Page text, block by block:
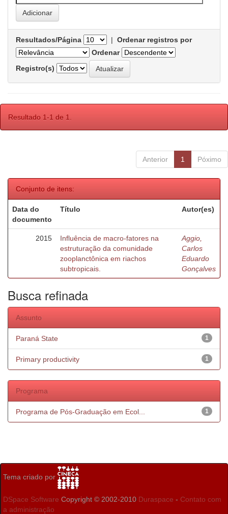
Resultados/Página | Ordenar registros por
Ordenar
Registro(s)
Resultado 1-1 de 1.
Anterior 1 Póximo
Conjunto de itens:
Data do
documento
Título Autor(es)
2015
Influência de macro-fatores na
estruturação da comunidade
zooplanctônica em riachos
subtropicais.
Aggio,
Carlos
Eduardo
Gonçalves
Busca refinada
Assunto
1
Paraná State
1
Primary productivity
Programa
1
Programa de Pós-Graduação em Ecol...
Tema criado por
DSpace Software Copyright © 2002-2010 Duraspace - Contato com
a administração